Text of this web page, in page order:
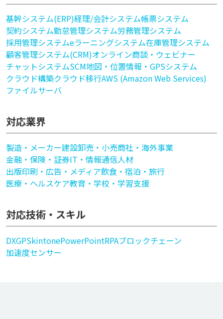
基幹システム(ERP)経理/会計システム帳票システム
契約システム勤怠管理システム労務管理システム
採用管理システムeラーニングシステム在庫管理システム
顧客管理システム(CRM)オンライン商談・ウェビナー
チャットシステムSCM地図・位置情報・GPSシステム
クラウド構築クラウド移行AWS (Amazon Web Services)
ファイルサーバ
対応業界
製造・メーカー建設卸売・小売商社・海外事業
金融・保険・証券IT・情報通信人材
出版印刷・広告・メディア飲食・宿泊・旅行
医療・ヘルスケア教育・学校・学習支援
対応技術・スキル
DXGPSkintonePowerPointRPAブロックチェーン
加速度センサー